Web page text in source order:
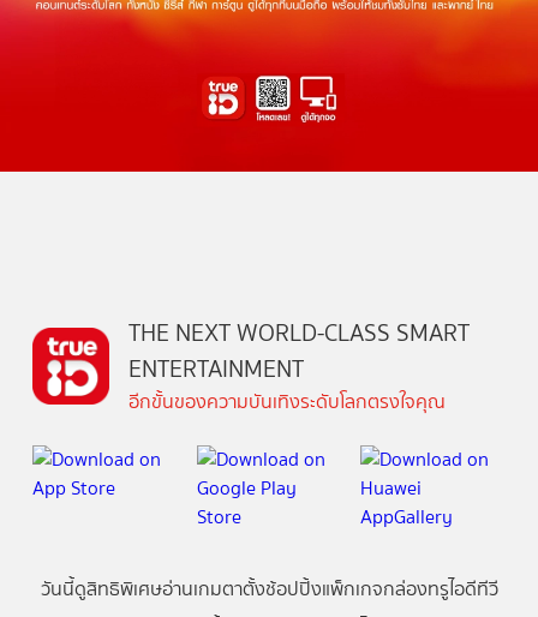
THE NEXT WORLD-CLASS SMART
ENTERTAINMENT
อีกขั้นของความบันเทิงระดับโลกตรงใจคุณ
วันนี้ดูสิทธิพิเศษอ่านเกมตาตั้งช้อปปิ้งแพ็กเกจกล่องทรูไอดีทีวี